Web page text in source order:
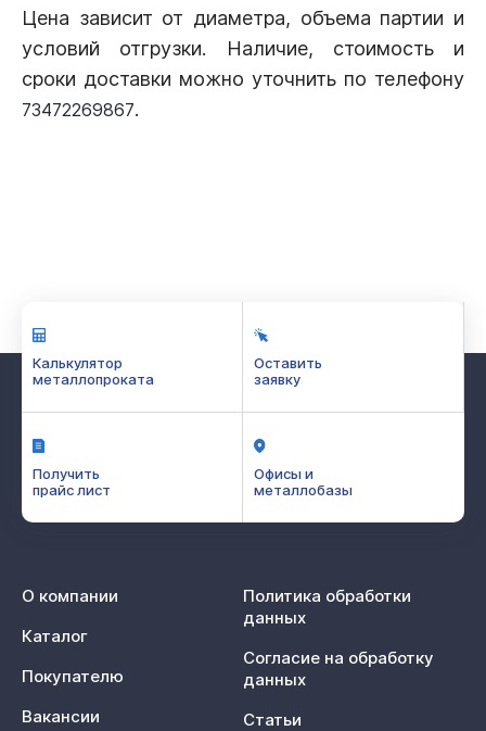
Цена зависит от диаметра, объема партии и
условий отгрузки. Наличие, стоимость и
сроки доставки можно уточнить по телефону
73472269867.
Калькулятор
металлопроката
Оставить
заявку
Получить
прайс лист
Офисы и
металлобазы
О компании
Каталог
Покупателю
Вакансии
Политика обработки
данных
Согласие на обработку
данных
Статьи